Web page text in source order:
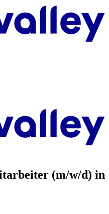
(m/w/d) in